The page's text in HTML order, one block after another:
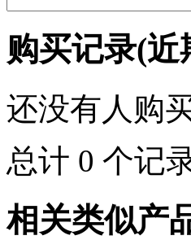
购买记录(近
还没有人购
总计 0 个记
相关类似产